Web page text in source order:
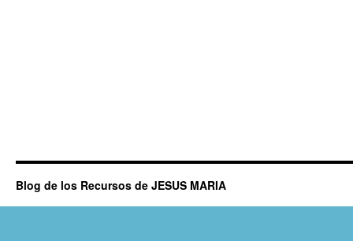
Blog de los Recursos de JESUS MARIA